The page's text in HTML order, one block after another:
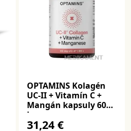
OPTAMINS Kolagén
UC-II + Vitamín C +
Mangán kapsuly 60
ks
31,24 €